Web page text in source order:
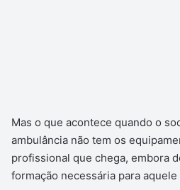
Mas o que acontece quando o
ambulância não tem os
profissional que chega, embora
formação necessária para